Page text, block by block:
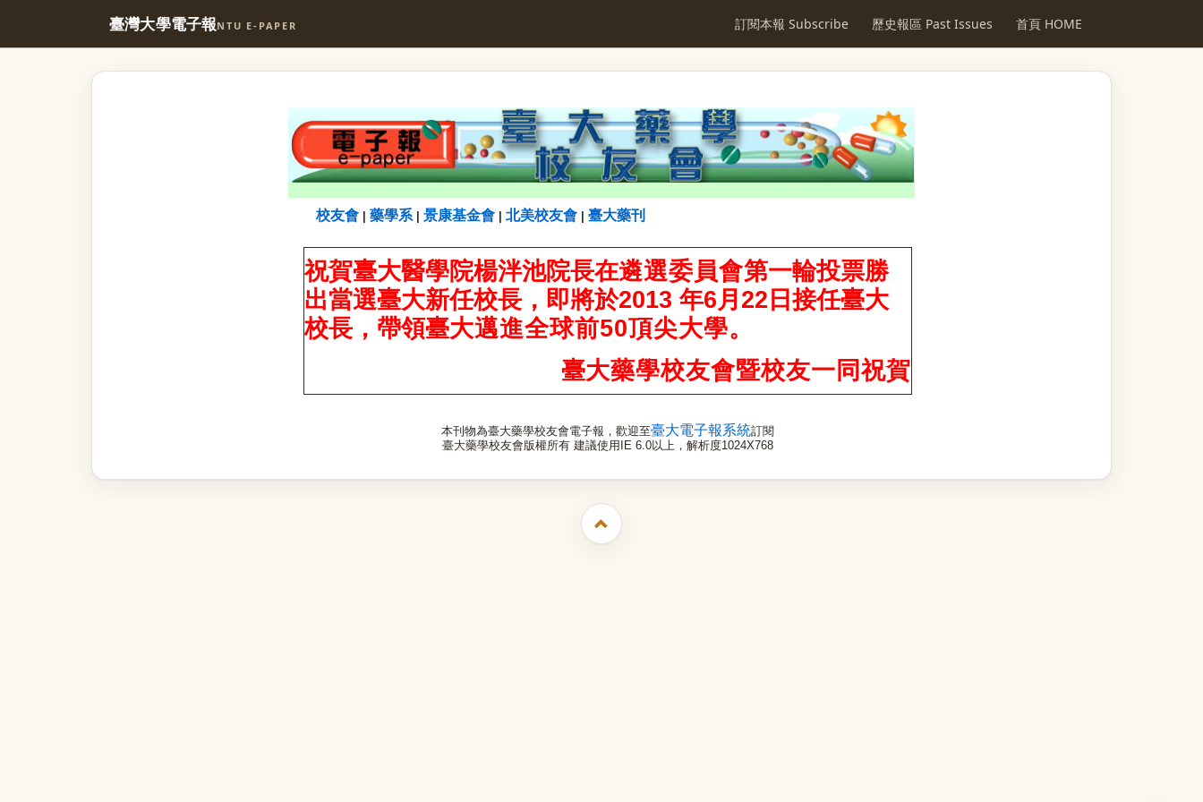
臺灣大學電子報NTU E-PAPER 訂閱本報 Subscribe 歷史報區 Past Issues 首頁 HOME
校友會 藥學系| 景康基金會 北美校友會 臺大藥刊
祝賀臺大醫學院楊泮池院長在遴選委員會第一輪投票勝
出當選臺大新任校長，即將於2013 年6月22日接任臺大
校長， 帶領臺大邁進全球前50頂尖大學。
臺大藥學校友會暨校友一同祝賀
本刊物為臺大藥學校友會電子報，歡迎至臺大電子報系統訂閱
臺大藥學校友會版權所有 建議使用IE 6.0以上，解析度1024X768